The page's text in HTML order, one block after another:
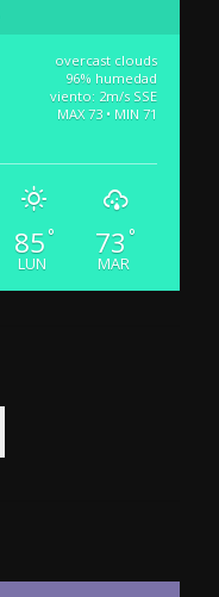
overcast clouds
96% humedad
viento: 2m/s SSE
MAX 73 • MIN 71
85 °
LUN
73 °
MAR